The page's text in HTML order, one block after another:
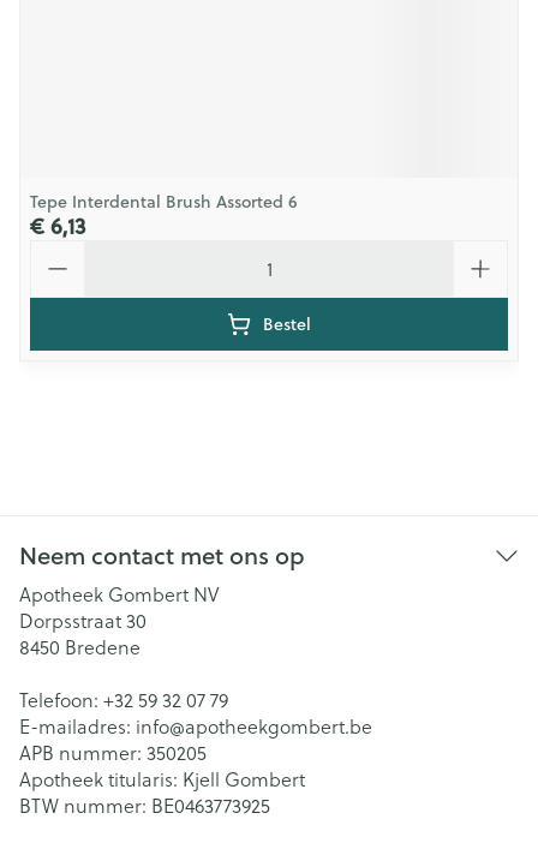
Tepe Interdental Brush Assorted 6
€ 6,13
Bestel
Neem contact met ons op
Apotheek Gombert NV
Dorpsstraat 30
8450 Bredene
Telefoon: +32 59 32 07 79
E-mailadres: info@apotheekgombert.be
APB nummer: 350205
Apotheek titularis: Kjell Gombert
BTW nummer: BE0463773925